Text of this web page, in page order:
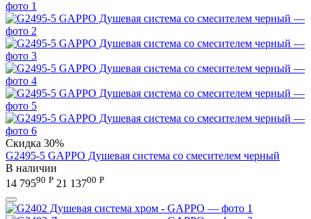
Скидка 30%
G2495-5 GAPPO Душевая система со смесителем черный
В наличии
14 79590 Р 21 13700 Р